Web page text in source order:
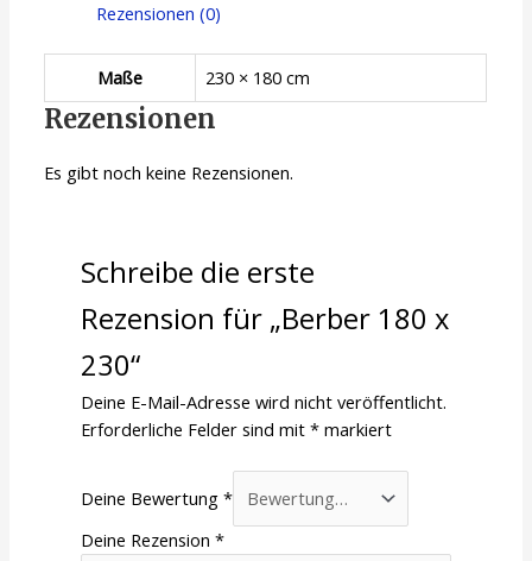
Rezensionen (0)
Maße 230 × 180 cm
Rezensionen
Es gibt noch keine Rezensionen.
Schreibe die erste
Rezension für „Berber 180 x
230“
Deine E-Mail-Adresse wird nicht veröffentlicht.
Erforderliche Felder sind mit* markiert
Deine Bewertung*
Deine Rezension*